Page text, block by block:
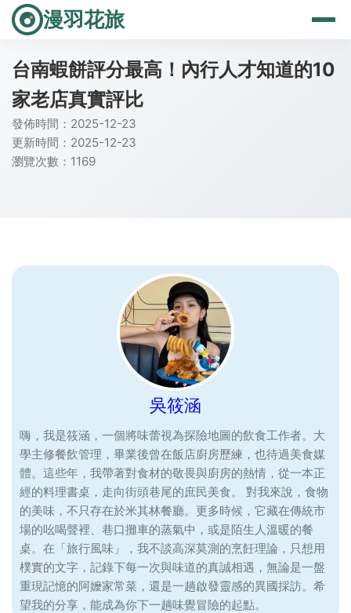
漫羽花旅
台南蝦餅評分最高！內行人才知道的10
家老店真實評比
發佈時間：2025-12-23
更新時間：2025-12-23
瀏覽次數：1169
吳筱涵
嗨，我是筱涵，一個將味蕾視為探險地圖的飲食工作者。大
學主修餐飲管理，畢業後曾在飯店廚房歷練，也待過美食媒
體。這些年，我帶著對食材的敬畏與廚房的熱情，從一本正
經的料理書桌，走向街頭巷尾的庶民美食。 對我來說，食物
的美味，不只存在於米其林餐廳。更多時候，它藏在傳統市
場的吆喝聲裡、巷口攤車的蒸氣中，或是陌生人溫暖的餐
桌。在「旅行風味」，我不談高深莫測的烹飪理論，只想用
樸實的文字，記錄下每一次與味道的真誠相遇，無論是一盤
重現記憶的阿嬤家常菜，還是一趟啟發靈感的異國採訪。希
望我的分享，能成為你下一趟味覺冒險的起點。